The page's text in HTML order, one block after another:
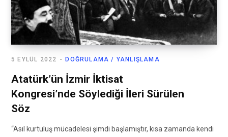
DOĞRULAMA / YANLIŞLAMA
5 EYLÜL 2022
Atatürk’ün İzmir İktisat
Kongresi’nde Söylediği İleri Sürülen
Söz
“Asıl kurtuluş mücadelesi şimdi başlamıştır, kısa zamanda kendi